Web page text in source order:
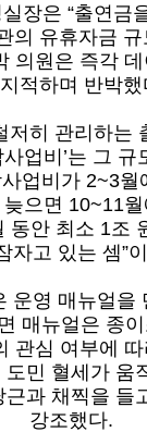
장은 “출연금
의 유휴자금
의원은 즉각
적하며 반박했
저히 관리하는
업비’는 그
사업비가 2~3
으면 10~11
동안 최소 1조
자고 있는 셈”
운영 매뉴얼을
매뉴얼은 종
관심 여부에
민 혈세가 움
과 채찍을 들
강조했다.